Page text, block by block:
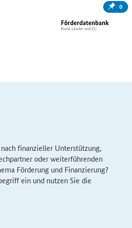
0
finanzieller Unterstützung,
oder weiterführenden
Förderung und Finanzierung?
ein und nutzen Sie die